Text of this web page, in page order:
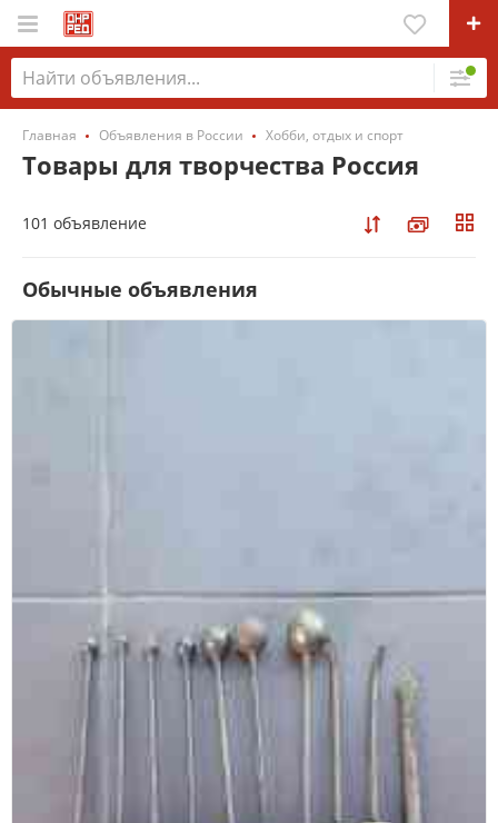
Главная Объявления в России Хобби, отдых и спорт
Товары для творчества Россия
101 объявление
Обычные объявления